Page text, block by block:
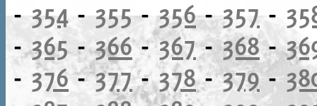
-354 -355-356-357-
-365-366-367-368-
- 376-377-378-379-